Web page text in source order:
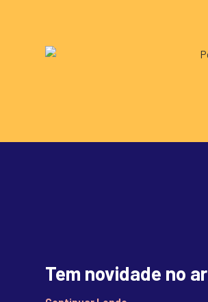
Tem novidade no ar